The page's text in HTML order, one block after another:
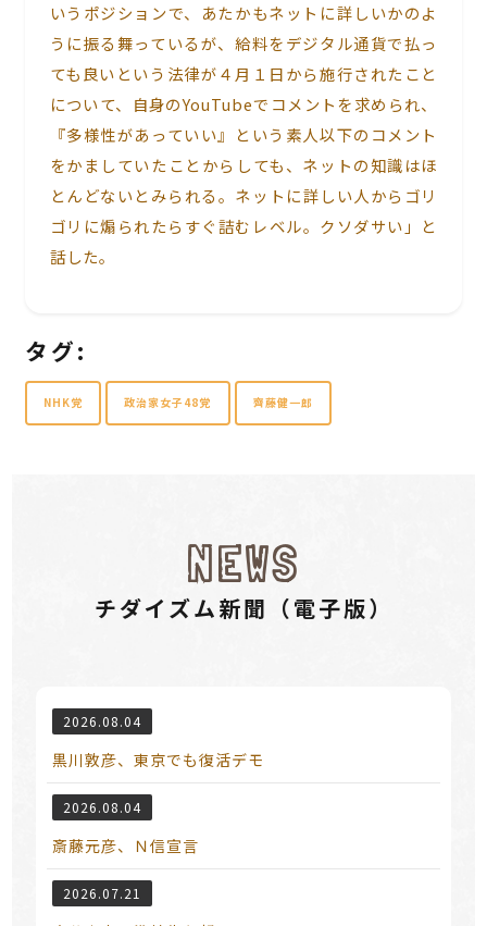
いうポジションで、あたかもネットに詳しいかのよ
うに振る舞っているが、給料をデジタル通貨で払っ
ても良いという法律が４月１日から施行されたこと
について、自身のYouTubeでコメントを求められ、
『多様性があっていい』という素人以下のコメント
をかましていたことからしても、ネットの知識はほ
とんどないとみられる。ネットに詳しい人からゴリ
ゴリに煽られたらすぐ詰むレベル。クソダサい」と
話した。
タグ:
NHK党 政治家女子48党 齊藤健一郎
NEWS
チダイズム新聞（電⼦版）
2026.08.04
黒川敦彦、東京でも復活デモ
2026.08.04
斎藤元彦、Ｎ信宣言
2026.07.21